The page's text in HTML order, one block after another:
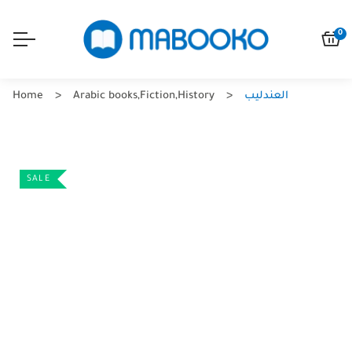
0
Home Arabic books,Fiction,History العندليب
SALE